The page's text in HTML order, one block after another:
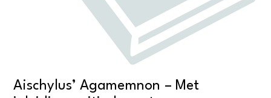
Aischylus’ Agamemnon – Met